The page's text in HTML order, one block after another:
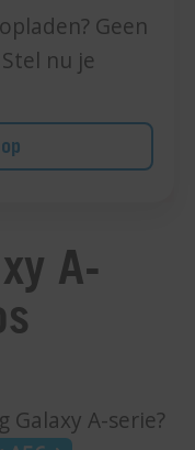
Geen
nu je
A-
Galaxy A-serie?